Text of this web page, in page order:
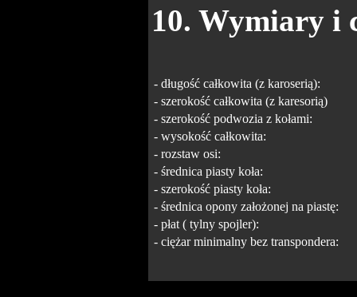
10. Wymiary i
- długość całkowita (z karoserią):
- szerokość całkowita (z karesorią)
- szerokość podwozia z kołami:
- wysokość całkowita:
- rozstaw osi:
- średnica piasty koła:
- szerokość piasty koła:
- średnica opony założonej na piastę:
- płat ( tylny spojler):
- ciężar minimalny bez transpondera: